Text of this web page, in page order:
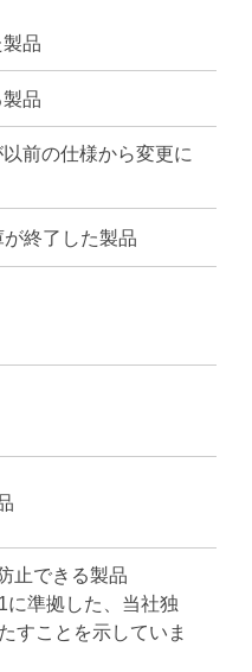
品
品
前の仕様から変更に
終了した製品
止できる製品
に準拠した、当社独
すことを示していま